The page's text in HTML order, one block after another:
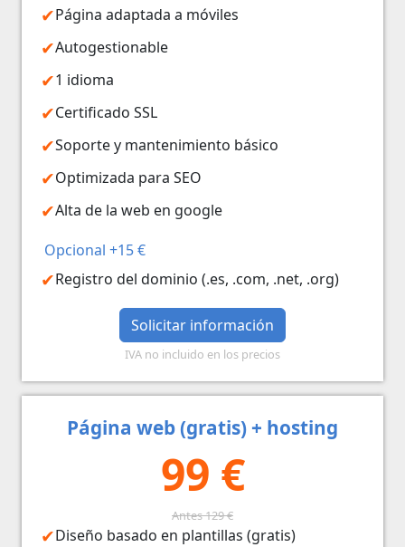
Página adaptada a móviles
Autogestionable
1 idioma
Certificado SSL
Soporte y mantenimiento básico
Optimizada para SEO
Alta de la web en google
Opcional +15 €
Registro del dominio (.es, .com, .net, .org)
Solicitar información
IVA no incluido en los precios
Página web (gratis) + hosting
99 €
Antes 129 €
Diseño basado en plantillas (gratis)